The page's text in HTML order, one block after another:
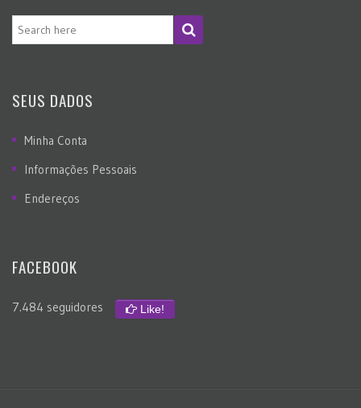
SEUS DADOS
Minha Conta
Informações Pessoais
Endereços
FACEBOOK
7.484 seguidores Like!